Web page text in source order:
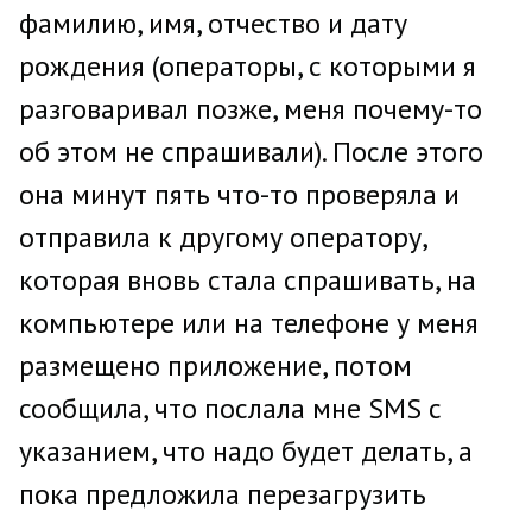
фамилию, имя, отчество и дату
рождения (операторы, с которыми я
разговаривал позже, меня почему-то
об этом не спрашивали). После этого
она минут пять что-то проверяла и
отправила к другому оператору,
которая вновь стала спрашивать, на
компьютере или на телефоне у меня
размещено приложение, потом
сообщила, что послала мне SMS с
указанием, что надо будет делать, а
пока предложила перезагрузить